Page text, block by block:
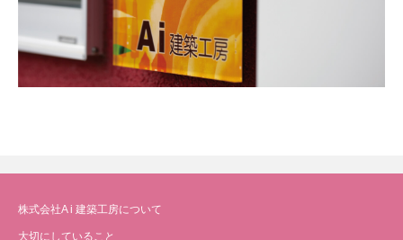
株式会社A i 建築工房について
大切にしていること